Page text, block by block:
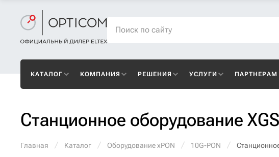
КАТАЛОГ КОМПАНИЯ РЕШЕНИЯ УСЛУГИ ПАРТНЕРАМ
Станционное оборудование
Главная Каталог Оборудование xPON 10G-PON